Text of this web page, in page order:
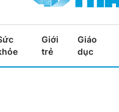
Giới
trẻ
Giáo
dục